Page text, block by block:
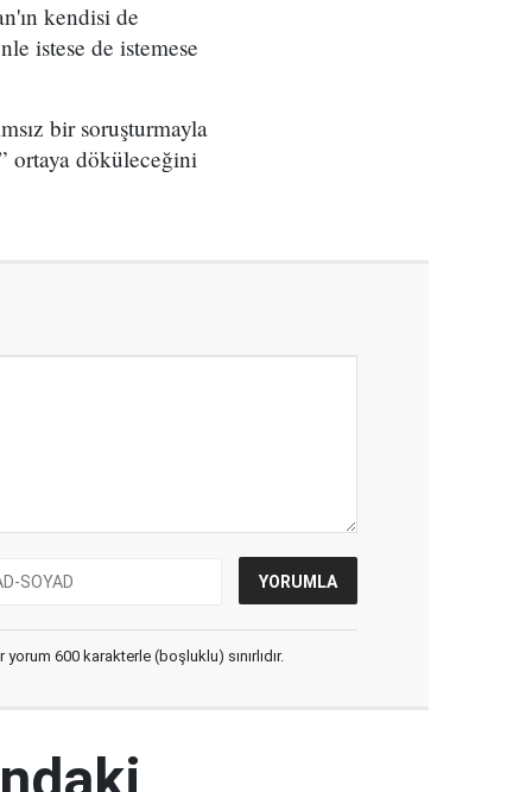
kendisi de
istese de istemese
bir soruşturmayla
ortaya döküleceğini
600 karakterle (boşluklu) sınırlıdır.